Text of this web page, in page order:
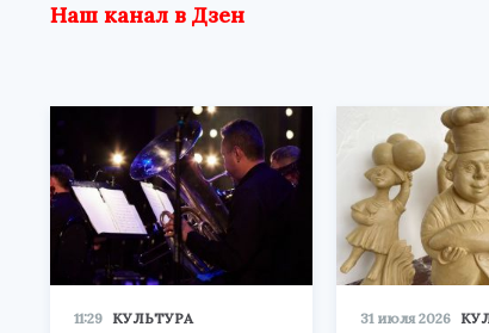
Наш канал в Дзен
11:29 КУЛЬТУРА 31 июля 2026